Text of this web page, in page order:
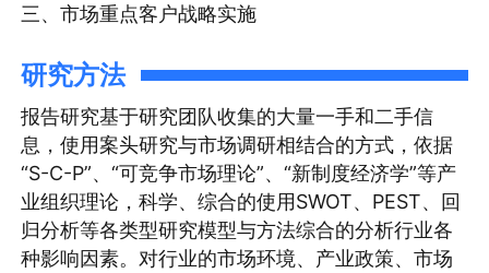
三、市场重点客户战略实施
研究方法
报告研究基于研究团队收集的大量一手和二手信
息，使用案头研究与市场调研相结合的方式，依据
“S-C-P”、“可竞争市场理论”、“新制度经济学”等产
业组织理论，科学、综合的使用SWOT、PEST、回
归分析等各类型研究模型与方法综合的分析行业各
种影响因素。对行业的市场环境、产业政策、市场